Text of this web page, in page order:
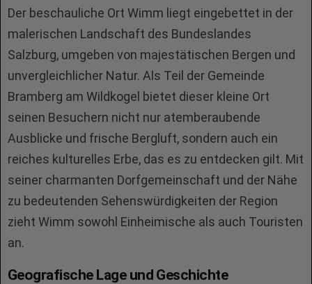
Der beschauliche Ort Wimm liegt eingebettet in der
malerischen Landschaft des Bundeslandes
Salzburg, umgeben von majestätischen Bergen und
unvergleichlicher Natur. Als Teil der Gemeinde
Bramberg am Wildkogel bietet dieser kleine Ort
seinen Besuchern nicht nur atemberaubende
Ausblicke und frische Bergluft, sondern auch ein
reiches kulturelles Erbe, das es zu entdecken gilt. Mit
seiner charmanten Dorfgemeinschaft und der Nähe
zu bedeutenden Sehenswürdigkeiten der Region
zieht Wimm sowohl Einheimische als auch Touristen
an.
Geografische Lage und Geschichte